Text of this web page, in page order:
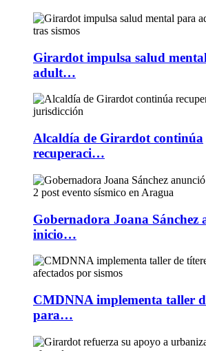
Girardot impulsa salud
adult…
Alcaldía de Girardot continúa
recuperaci…
Gobernadora Joana Sánchez
inicio…
CMDNNA implementa taller
para…